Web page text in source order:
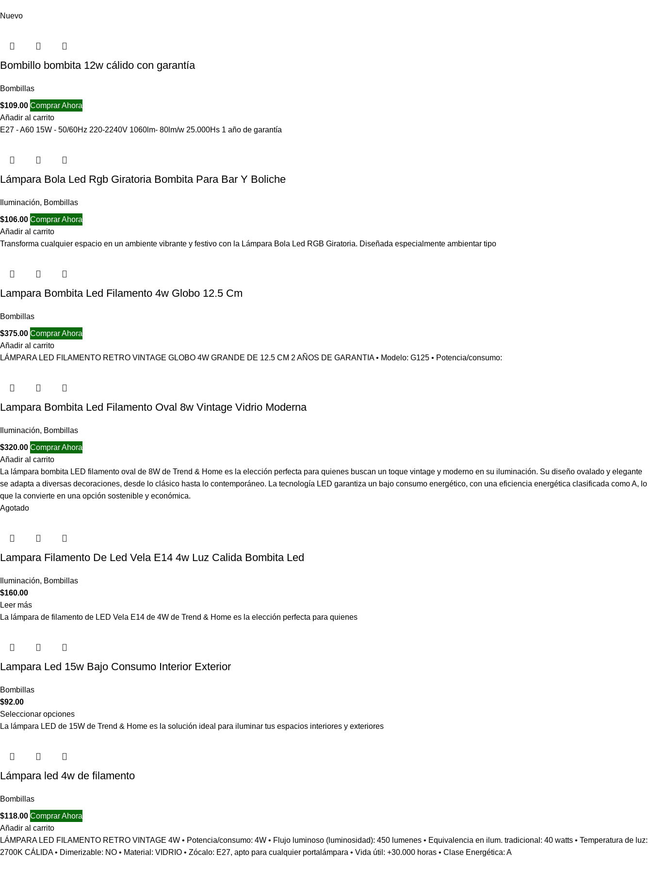
Nuevo
Bombillo bombita 12w cálido con garantía
Bombillas
$109.00 Comprar Ahora
Añadir al carrito
E27 - A60 15W - 50/60Hz 220-2240V 1060lm- 80lm/w 25.000Hs 1 año de garantía
Lámpara Bola Led Rgb Giratoria Bombita Para Bar Y Boliche
Iluminación, Bombillas
$106.00 Comprar Ahora
Añadir al carrito
Transforma cualquier espacio en un ambiente vibrante y festivo con la Lámpara Bola Led RGB Giratoria. Diseñada especialmente ambientar tipo
Lampara Bombita Led Filamento 4w Globo 12.5 Cm
Bombillas
$375.00 Comprar Ahora
Añadir al carrito
LÁMPARA LED FILAMENTO RETRO VINTAGE GLOBO 4W GRANDE DE 12.5 CM 2 AÑOS DE GARANTIA • Modelo: G125 • Potencia/consumo:
Lampara Bombita Led Filamento Oval 8w Vintage Vidrio Moderna
Iluminación, Bombillas
$320.00 Comprar Ahora
Añadir al carrito
La lámpara bombita LED filamento oval de 8W de Trend & Home es la elección perfecta para quienes buscan un toque vintage y moderno en su iluminación. Su diseño ovalado y elegante
se adapta a diversas decoraciones, desde lo clásico hasta lo contemporáneo. La tecnología LED garantiza un bajo consumo energético, con una eficiencia energética clasificada como A, lo
que la convierte en una opción sostenible y económica.
Agotado
Lampara Filamento De Led Vela E14 4w Luz Calida Bombita Led
Iluminación, Bombillas
$160.00
Leer más
La lámpara de filamento de LED Vela E14 de 4W de Trend & Home es la elección perfecta para quienes
Lampara Led 15w Bajo Consumo Interior Exterior
Bombillas
$92.00
Seleccionar opciones
La lámpara LED de 15W de Trend & Home es la solución ideal para iluminar tus espacios interiores y exteriores
Lámpara led 4w de filamento
Bombillas
$118.00 Comprar Ahora
Añadir al carrito
LÁMPARA LED FILAMENTO RETRO VINTAGE 4W • Potencia/consumo: 4W • Flujo luminoso (luminosidad): 450 lumenes • Equivalencia en ilum. tradicional: 40 watts • Temperatura de luz:
2700K CÁLIDA • Dimerizable: NO • Material: VIDRIO • Zócalo: E27, apto para cualquier portalámpara • Vida útil: +30.000 horas • Clase Energética: A